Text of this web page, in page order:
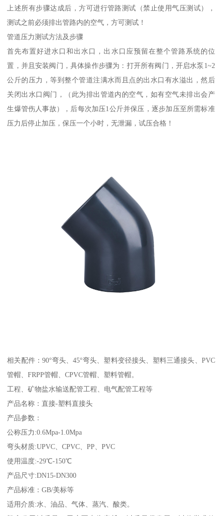
上述所有步骤达成后，方可进行管路测试（禁止使用气压测试），
测试之前必须排出管路内的空气，方可测试！
管道压力测试方法及步骤
首先布置好进水口和出水口，出水口应预留在整个管路系统的位
置，并且安装阀门，具体操作步骤为：打开所有阀门，开启水泵1~2
公斤的压力，等到整个管道注满水而且点的出水口有水溢出，然后
关闭出水口阀门，（此为排出管道内的空气，如有空气未排出会产
生爆管伤人事故），后每次加压1公斤并保压，逐步加压至所需标准
压力后停止加压，保压一个小时，无泄漏，试压合格！
相关配件：90°弯头、45°弯头、塑料变径接头、塑料三通接头、PVC
管帽、FRPP管帽、CPVC管帽、塑料管帽。
工程、矿物盐水输送配管工程、电气配管工程等
产品名称：直接-塑料直接头
产品参数：
公称压力:0.6Mpa-1.0Mpa
弯头材质:UPVC、CPVC、PP、PVC
使用温度:-29℃-150℃
产品尺寸:DN15-DN300
产品标准：GB/美标等
适用介质:水、油品、气体、蒸汽、酸类。